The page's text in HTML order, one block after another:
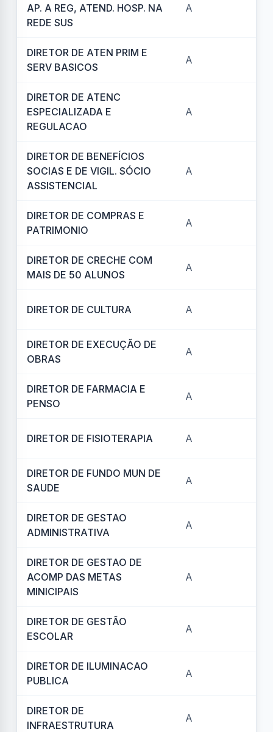
AP. A REG, ATEND. HOSP. NA
REDE SUS
A
DIRETOR DE ATEN PRIM E
SERV BASICOS
A
DIRETOR DE ATENC
ESPECIALIZADA E
REGULACAO
A
DIRETOR DE BENEFÍCIOS
SOCIAS E DE VIGIL. SÓCIO
ASSISTENCIAL
A
DIRETOR DE COMPRAS E
PATRIMONIO
A
DIRETOR DE CRECHE COM
MAIS DE 50 ALUNOS
A
DIRETOR DE CULTURA A
DIRETOR DE EXECUÇÃO DE
OBRAS
A
DIRETOR DE FARMACIA E
PENSO
A
DIRETOR DE FISIOTERAPIA A
DIRETOR DE FUNDO MUN DE
SAUDE
A
DIRETOR DE GESTAO
ADMINISTRATIVA
A
DIRETOR DE GESTAO DE
ACOMP DAS METAS
MINICIPAIS
A
DIRETOR DE GESTÃO
ESCOLAR
A
DIRETOR DE ILUMINACAO
PUBLICA
A
DIRETOR DE
INFRAESTRUTURA
A